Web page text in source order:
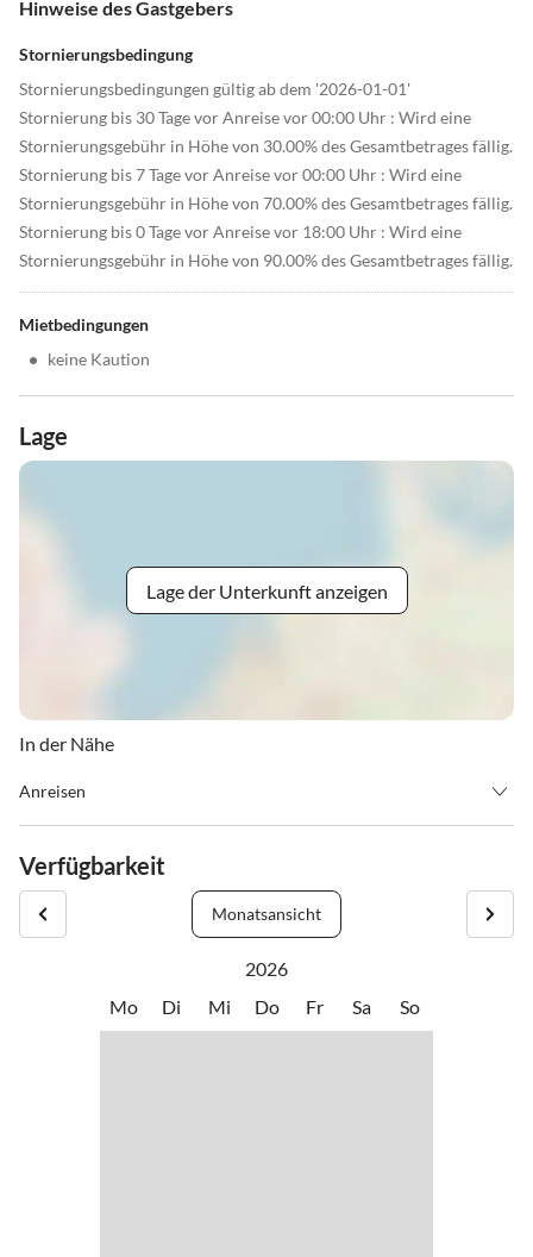
Hinweise des Gastgebers
Stornierungsbedingung
Stornierungsbedingungen gültig ab dem '2026-01-01'
Stornierung bis 30 Tage vor Anreise vor 00:00 Uhr : Wird eine
Stornierungsgebühr in Höhe von 30.00% des Gesamtbetrages fällig.
Stornierung bis 7 Tage vor Anreise vor 00:00 Uhr : Wird eine
Stornierungsgebühr in Höhe von 70.00% des Gesamtbetrages fällig.
Stornierung bis 0 Tage vor Anreise vor 18:00 Uhr : Wird eine
Stornierungsgebühr in Höhe von 90.00% des Gesamtbetrages fällig.
Mietbedingungen
• keine Kaution
Lage
Lage der Unterkunft anzeigen
In der Nähe
Anreisen
hinterlassen - eventuelle Schäden sind sofort bzw. noch vor Abreise
bei der Schlüsselhalterin zu melden. (Kaution)
Verfügbarkeit
Monatsansicht
2026
Mo
Di Mi Do Fr Sa So